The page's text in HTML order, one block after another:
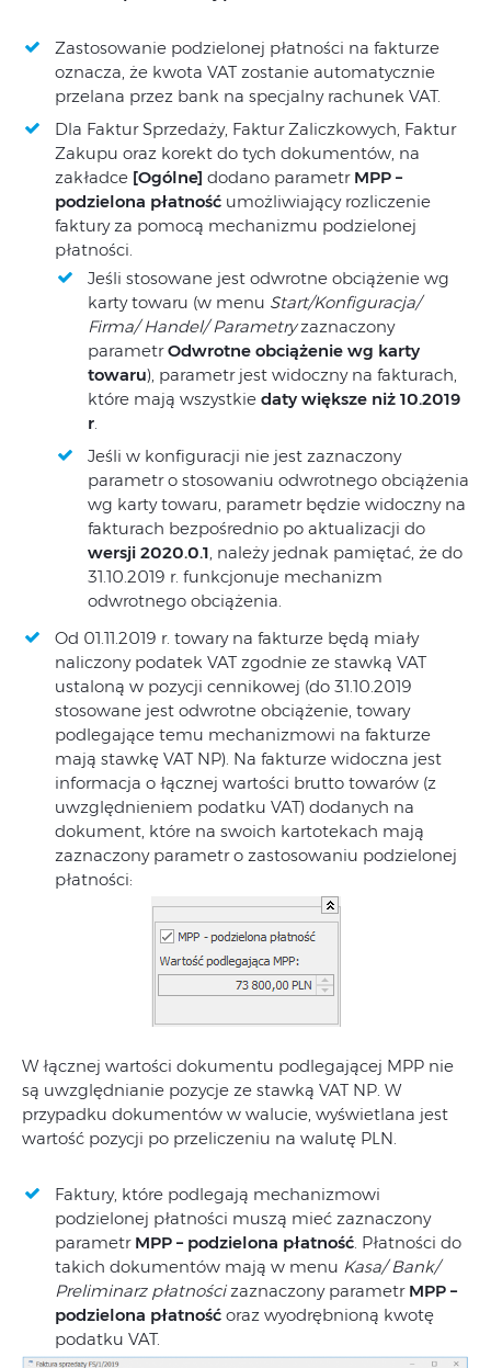
Zastosowanie podzielonej płatności na fakturze
oznacza, że kwota VAT zostanie automatycznie
przelana przez bank na specjalny rachunek VAT.
Dla Faktur Sprzedaży, Faktur Zaliczkowych, Faktur
Zakupu oraz korekt do tych dokumentów, na
zakładce [Ogólne] dodano parametr MPP –
podzielona płatność umożliwiający rozliczenie
faktury za pomocą mechanizmu podzielonej
płatności.
Jeśli stosowane jest odwrotne obciążenie wg
karty towaru (w menu Start/Konfiguracja/
Firma/ Handel/ Parametryzaznaczony
parametrOdwrotne obciążenie wg karty
towaru), parametr jest widoczny na fakturach,
które mają wszystkie daty większe niż 10.2019
r
Jeśli w konfiguracji nie jest zaznaczony
parametr o stosowaniu odwrotnego obciążenia
wg karty towaru, parametr będzie widoczny na
fakturach bezpośrednio po aktualizacji do
wersji 2020.0.1 , należy jednak pamiętać, że do
31.10.2019 r. funkcjonuje mechanizm
odwrotnego obciążenia.
Od 01.11.2019 r. towary na fakturze będą miały
naliczony podatek VAT zgodnie ze stawką VAT
ustaloną w pozycji cennikowej (do 31.10.2019
stosowane jest odwrotne obciążenie, towary
podlegające temu mechanizmowi na fakturze
mają stawkę VAT NP). Na fakturze widoczna jest
informacja o łącznej wartości brutto towarów (z
uwzględnieniem podatku VAT) dodanych na
dokument, które na swoich kartotekach mają
zaznaczony parametr o zastosowaniu podzielonej
płatności:
W łącznej wartości dokumentu podlegającej MPP nie
są uwzględnianie pozycje ze stawką VAT NP. W
przypadku dokumentów w walucie, wyświetlana jest
wartość pozycji po przeliczeniu na walutę PLN.
Faktury, które podlegają mechanizmowi
podzielonej płatności muszą mieć zaznaczony
parametr MPP – podzielona płatność . Płatności do
takich dokumentów mają w menu Kasa/ Bank/
Preliminarz płatnościzaznaczony parametr MPP –
podzielona płatność oraz wyodrębnioną kwotę
podatku VAT.